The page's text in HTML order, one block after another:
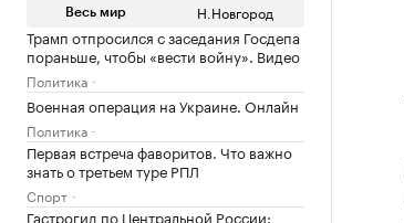
Весь мир Н.Новгород
Трамп отпросился с заседания Госдепа
пораньше, чтобы «вести войну». Видео
Политика
Военная операция на Украине. Онлайн
Политика
Первая встреча фаворитов. Что важно
знать о третьем туре РПЛ
Спорт
Гастрогид по Центральной России: